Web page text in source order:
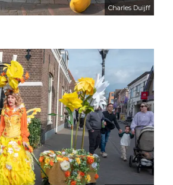
Charles Duijff